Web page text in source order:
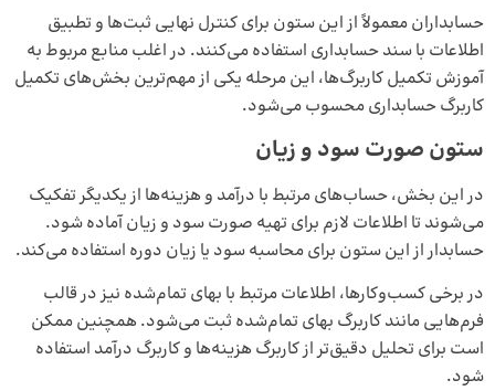
حسابداران معمولاً از این ستون برای کنترل نهایی ثبت‌ها و تطبیق
اطلاعات با سند حسابداری استفاده می‌کنند. در اغلب منابع مربوط به
آموزش تکمیل کاربرگ‌ها، این مرحله یکی از مهم‌ترین بخش‌های تکمیل
کاربرگ حسابداری محسوب می‌شود.
ستون صورت سود و زیان
در این بخش، حساب‌های مرتبط با درآمد و هزینه‌ها از یکدیگر تفکیک
می‌شوند تا اطلاعات لازم برای تهیه صورت سود و زیان آماده شود.
حسابدار از این ستون برای محاسبه سود یا زیان دوره استفاده می‌کند.
در برخی کسب‌وکارها، اطلاعات مرتبط با بهای تمام‌شده نیز در قالب
فرم‌هایی مانند کاربرگ بهای تمام‌شده ثبت می‌شود. همچنین ممکن
است برای تحلیل دقیق‌تر از کاربرگ هزینه‌ها و کاربرگ درآمد استفاده
شود.